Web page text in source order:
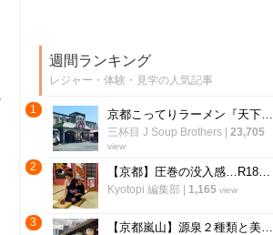
週間ランキング
レジャー・体験・見学の人気記事
1 京都こってりラーメン『天下一品』運営の温泉施設！丸一日過ごしたい岩盤浴「スパリゾート雄琴あがりゃんせ」
三杯目 J Soup Brothers| 23,705
view
2 【京都】圧巻の没入感…R18ゾーンも登場！大人が楽しめるナイト営業も「太秦映画村」
Kyotopi 編集部 1,165 view
3 【京都嵐山】源泉２種類と美容アメニティ人気☆サウナ＆夏限定露天風呂も「さがの温泉天山の湯」